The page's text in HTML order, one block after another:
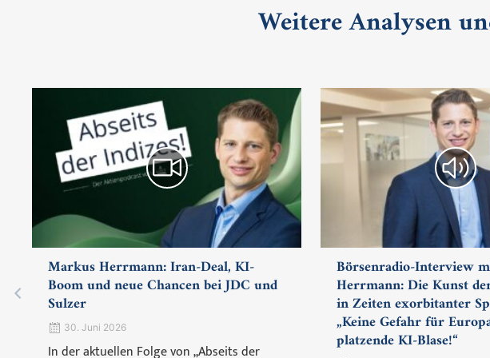
Weitere Analysen
Markus Herrmann: Iran-Deal, KI-
Boom und neue Chancen bei JDC und
Sulzer
30. Juni 2026
In der aktuellen Folge von „Abseits der
Börsenradio-Interview
Herrmann: Die Kunst
in Zeiten exorbitanter
„Keine Gefahr für
platzende KI-Blase!“